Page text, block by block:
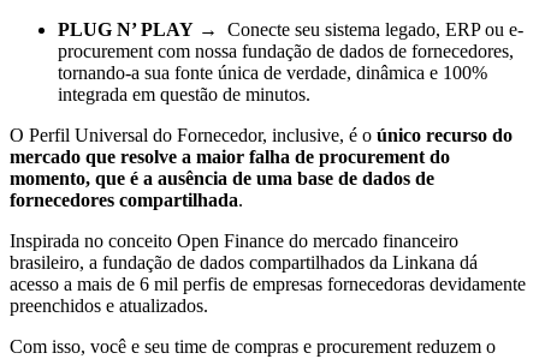
PLUG N’ PLAY → Conecte seu sistema legado, ERP ou e-
procurement com nossa fundação de dados de fornecedores,
tornando-a sua fonte única de verdade, dinâmica e 100%
integrada em questão de minutos.
O Perfil Universal do Fornecedor, inclusive, é o único recurso do
mercado que resolve a maior falha de procurement do
momento, que é a ausência de uma base de dados de
fornecedores compartilhada.
Inspirada no conceito Open Finance do mercado financeiro
brasileiro, a fundação de dados compartilhados da Linkana dá
acesso a mais de 6 mil perfis de empresas fornecedoras devidamente
preenchidos e atualizados.
Com isso, você e seu time de compras e procurement reduzem o